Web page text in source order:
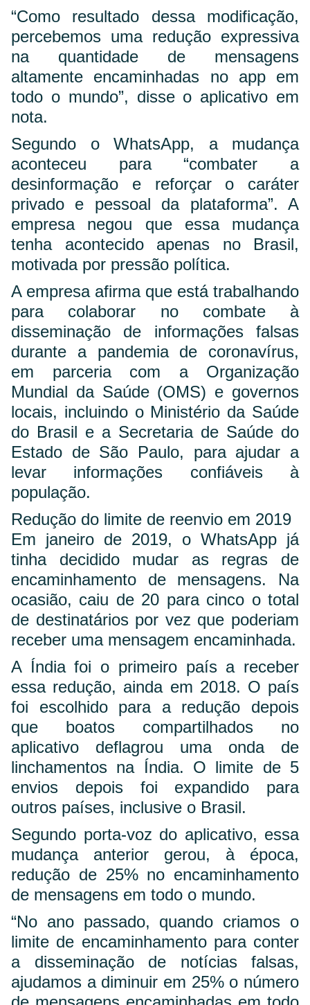
“Como resultado dessa modificação,
percebemos uma redução expressiva
na quantidade de mensagens
altamente encaminhadas no app em
todo o mundo”, disse o aplicativo em
nota.
Segundo o WhatsApp, a mudança
aconteceu para “combater a
desinformação e reforçar o caráter
privado e pessoal da plataforma”. A
empresa negou que essa mudança
tenha acontecido apenas no Brasil,
motivada por pressão política.
A empresa afirma que está trabalhando
para colaborar no combate à
disseminação de informações falsas
durante a pandemia de coronavírus,
em parceria com a Organização
Mundial da Saúde (OMS) e governos
locais, incluindo o Ministério da Saúde
do Brasil e a Secretaria de Saúde do
Estado de São Paulo, para ajudar a
levar informações confiáveis à
população.
Redução do limite de reenvio em 2019
Em janeiro de 2019, o WhatsApp já
tinha decidido mudar as regras de
encaminhamento de mensagens. Na
ocasião, caiu de 20 para cinco o total
de destinatários por vez que poderiam
receber uma mensagem encaminhada.
A Índia foi o primeiro país a receber
essa redução, ainda em 2018. O país
foi escolhido para a redução depois
que boatos compartilhados no
aplicativo deflagrou uma onda de
linchamentos na Índia. O limite de 5
envios depois foi expandido para
outros países, inclusive o Brasil.
Segundo porta-voz do aplicativo, essa
mudança anterior gerou, à época,
redução de 25% no encaminhamento
de mensagens em todo o mundo.
“No ano passado, quando criamos o
limite de encaminhamento para conter
a disseminação de notícias falsas,
ajudamos a diminuir em 25% o número